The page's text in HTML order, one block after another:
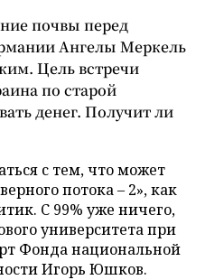
почвы перед
Ангелы Меркель
Цель встречи
по старой
денег. Получит ли
с тем, что может
потока – 2», как
С 99% уже ничего,
университета при
Фонда национальной
Игорь Юшков.